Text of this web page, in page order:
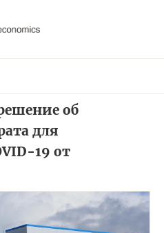
об
для
19 от